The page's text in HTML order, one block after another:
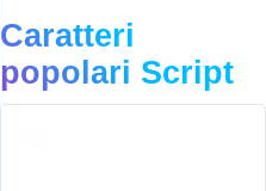
Caratteri
popolari Script